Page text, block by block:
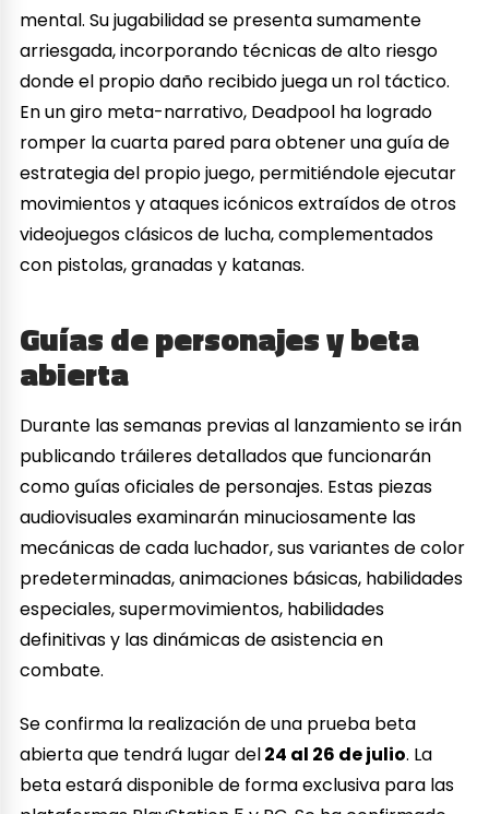
mental. Su jugabilidad se presenta sumamente
arriesgada, incorporando técnicas de alto riesgo
donde el propio daño recibido juega un rol táctico.
En un giro meta-narrativo, Deadpool ha logrado
romper la cuarta pared para obtener una guía de
estrategia del propio juego, permitiéndole ejecutar
movimientos y ataques icónicos extraídos de otros
videojuegos clásicos de lucha, complementados
con pistolas, granadas y katanas.
Guías de personajes y beta
abierta
Durante las semanas previas al lanzamiento se irán
publicando tráileres detallados que funcionarán
como guías oficiales de personajes. Estas piezas
audiovisuales examinarán minuciosamente las
mecánicas de cada luchador, sus variantes de color
predeterminadas, animaciones básicas, habilidades
especiales, supermovimientos, habilidades
definitivas y las dinámicas de asistencia en
combate.
Se confirma la realización de una prueba beta
abierta que tendrá lugar del24 al 26 de julio. La
beta estará disponible de forma exclusiva para las